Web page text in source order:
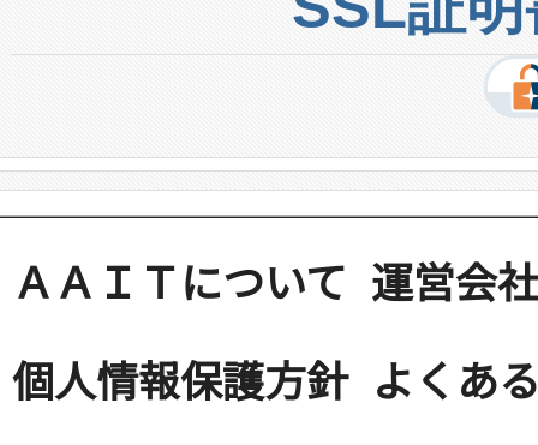
ＡＡＩＴについて 運営会社
個人情報保護方針 よくあ